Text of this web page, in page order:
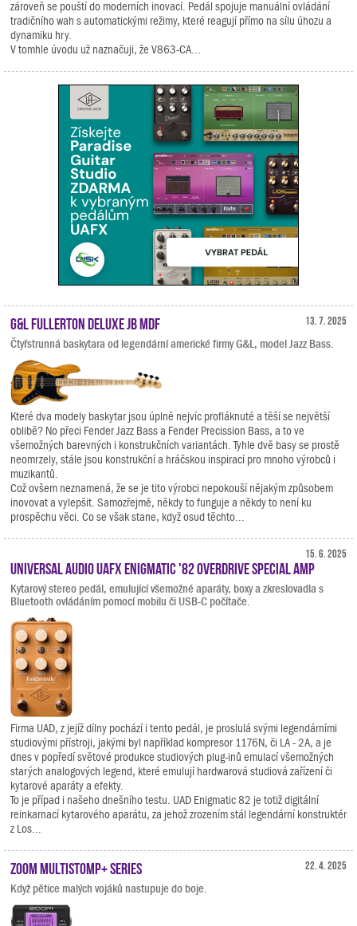
zároveň se pouští do moderních inovací. Pedál spojuje manuální ovládání
tradičního wah s automatickými režimy, které reagují přímo na sílu úhozu a
dynamiku hry.
V tomhle úvodu už naznačuji, že V863-CA...
13. 7. 2025
G&L Fullerton Deluxe JB MDF
Čtyřstrunná baskytara od legendární americké firmy G&L, model Jazz Bass.
Které dva modely baskytar jsou úplně nejvíc profláknuté a těší se největší
oblibě? No přeci Fender Jazz Bass a Fender Precission Bass, a to ve
všemožných barevných i konstrukčních variantách. Tyhle dvě basy se prostě
neomrzely, stále jsou konstrukční a hráčskou inspirací pro mnoho výrobců i
muzikantů.
Což ovšem neznamená, že se je tito výrobci nepokouší nějakým způsobem
inovovat a vylepšit. Samozřejmě, někdy to funguje a někdy to není ku
prospěchu věci. Co se však stane, když osud těchto...
15. 6. 2025
Universal Audio UAFX Enigmatic '82 Overdrive Special Amp
Kytarový stereo pedál, emulující všemožné aparáty, boxy a zkreslovadla s
Bluetooth ovládáním pomocí mobilu či USB-C počítače.
Firma UAD, z jejíž dílny pochází i tento pedál, je proslulá svými legendárními
studiovými přístroji, jakými byl například kompresor 1176N, či LA - 2A, a je
dnes v popředí světové produkce studiových plug-inů emulací všemožných
starých analogových legend, které emulují hardwarová studiová zařízení či
kytarové aparáty a efekty.
To je případ i našeho dnešního testu. UAD Enigmatic 82 je totiž digitální
reinkarnací kytarového aparátu, za jehož zrozením stál legendární konstruktér
z Los...
22. 4. 2025
Zoom MultiStomp+ Series
Když pětice malých vojáků nastupuje do boje.